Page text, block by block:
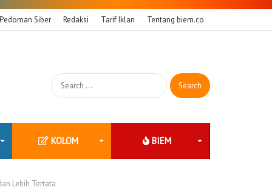
Pedoman Siber Redaksi Tarif Iklan Tentang biem.co
Search
for:
KOLOM BIEM
Lebih Tertata